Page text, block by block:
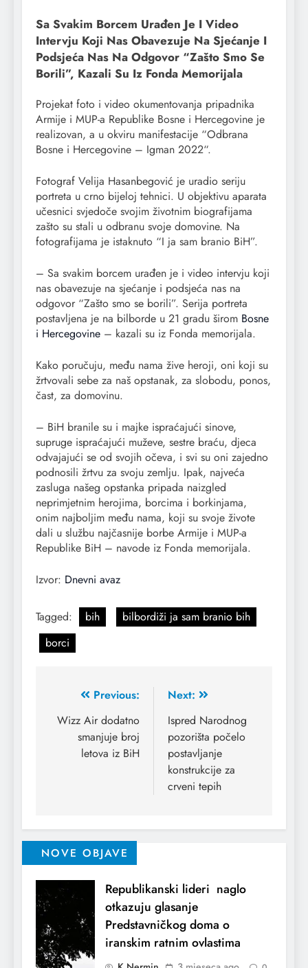
Sa Svakim Borcem Urađen Je I Video
Intervju Koji Nas Obavezuje Na Sjećanje I
Podsjeća Nas Na Odgovor “Zašto Smo Se
Borili”, Kazali Su Iz Fonda Memorijala
Projekat foto i video okumentovanja pripadnika
Armije i MUP-a Republike Bosne i Hercegovine je
realizovan, a u okviru manifestacije “Odbrana
Bosne i Hercegovine – Igman 2022“.
Fotograf Velija Hasanbegović je uradio seriju
portreta u crno bijeloj tehnici. U objektivu aparata
učesnici svjedoče svojim životnim biografijama
zašto su stali u odbranu svoje domovine. Na
fotografijama je istaknuto “I ja sam branio BiH”.
– Sa svakim borcem urađen je i video intervju koji
nas obavezuje na sjećanje i podsjeća nas na
odgovor “Zašto smo se borili”. Serija portreta
postavljena je na bilborde u 21 gradu širom Bosne
i Hercegovine – kazali su iz Fonda memorijala.
Kako poručuju, među nama žive heroji, oni koji su
žrtvovali sebe za naš opstanak, za slobodu, ponos,
čast, za domovinu.
– BiH branile su i majke ispraćajući sinove,
supruge ispraćajući muževe, sestre braću, djeca
odvajajući se od svojih očeva, i svi su oni zajedno
podnosili žrtvu za svoju zemlju. Ipak, najveća
zasluga našeg opstanka pripada naizgled
neprimjetnim herojima, borcima i borkinjama,
onim najboljim među nama, koji su svoje živote
dali u službu najčasnije borbe Armije i MUP-a
Republike BiH – navode iz Fonda memorijala.
Izvor: Dnevni avaz
Tagged: bih
bilbordiži ja sam branio bih
borci
Previous:
Wizz Air dodatno
smanjuje broj
letova iz BiH
Next:
Ispred Narodnog
pozorišta počelo
postavljanje
konstrukcije za
crveni tepih
NOVE OBJAVE
Republikanski lideri naglo
otkazuju glasanje
Predstavničkog doma o
iranskim ratnim ovlastima